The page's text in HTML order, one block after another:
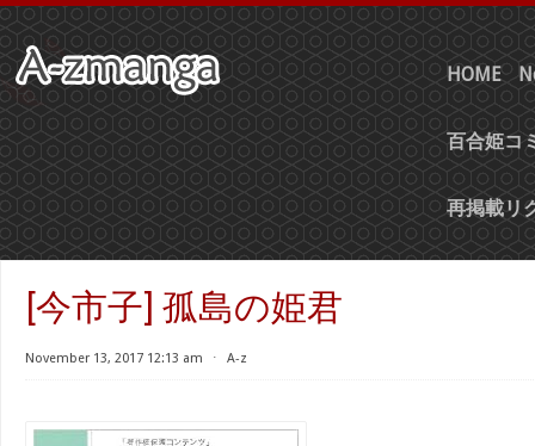
HOME
百合姫コ
再掲載リ
[今市子] 孤島の姫君
November 13, 2017 12:13 am ⋅ A-z